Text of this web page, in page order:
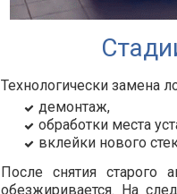
Технологически замена
демонтаж,
обработки места
вклейки нового
После снятия старого
обезжиривается. На